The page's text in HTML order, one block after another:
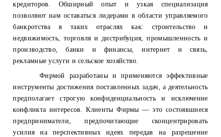
кредиторов. Обширный опыт и узкая специализация
позволяют нам оставаться лидерами в области управляемого
банкротства в таких отраслях как: строительство и
недвижимость, торговля и дистрибуция, промышленность и
производство, банки и финансы, интернет и связь,
рекламные услуги и сельское хозяйство.
Фирмой разработаны и применяются эффективные
инструменты достижения поставленных задач, а деятельность
предполагает строгую конфиденциальность и исключение
конфликта интересов. Клиенты Фирмы — это состоявшиеся
предприниматели, предпочитающие сконцентрировать
усилия на перспективных идеях передав на разрешение